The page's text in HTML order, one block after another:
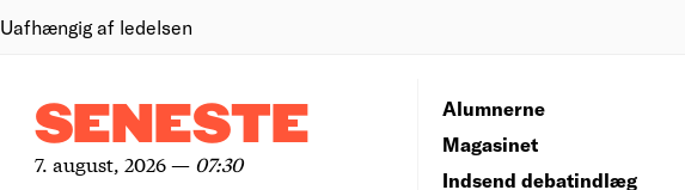
Uafhængig af ledelsen
SENESTE
7. august, 2026— 07:30
Alumnerne
Magasinet
Indsend debatindlæg